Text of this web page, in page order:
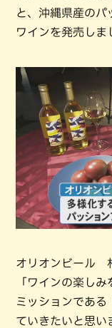
と、沖縄県産のパ
ワインを発売しま
オリオンビール
「ワインの楽し
ミッションである
ていきたいと思い